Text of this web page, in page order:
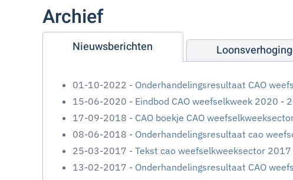
Archief
Nieuwsberichten
01-10-2022 - Onderhandelingsresultaat CAO
15-06-2020 - Eindbod CAO weefselkweek 2020 -
17-09-2018 - CAO boekje CAO
08-06-2018 - Onderhandelingsresultaat cao
25-03-2017 - Tekst cao weefselkweeksector
13-02-2017 - Onderhandelingsresultaat CAO